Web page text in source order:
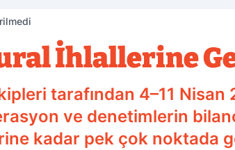
İhlallerine
tarafından 4–11 Nisan
ve denetimlerin
kadar pek çok noktada